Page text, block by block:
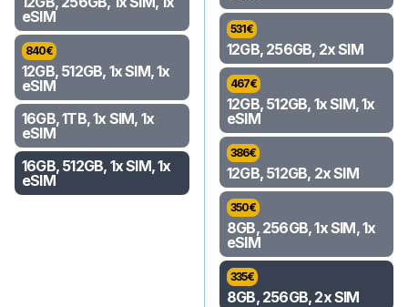
eSIM
840€
12GB, 512GB, 1x SIM, 1x
eSIM
16GB, 1TB, 1x SIM, 1x
eSIM
16GB, 512GB, 1x SIM, 1x
eSIM
531€
12GB, 256GB, 2x SIM
467€
12GB, 512GB, 1x SIM, 1x
eSIM
386€
12GB, 512GB, 2x SIM
350€
8GB, 256GB, 1x SIM, 1x
eSIM
335€
8GB, 256GB, 2x SIM